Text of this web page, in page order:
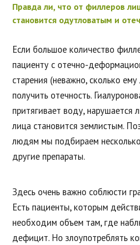
Правда ли, что от филлеров
становится одутловатым и
Если большое количество
пациенту с отечно-
старения (неважно, сколько ему
получить отечность.
притягивает воду, нарушается
лица становится землистым.
людям мы подбираем
другие препараты.
Здесь очень важно соблюсти
Есть пациенты, которым
необходим объем там, где
дефицит. Но злоупотреблять